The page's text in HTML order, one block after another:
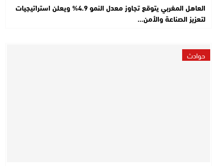
العاهل المغربي يتوقع تجاوز معدل النمو 4.9% ويعلن استراتيجيات
لتعزيز الصناعة والأمن…
حوادث